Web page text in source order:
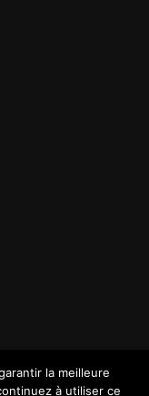
la meilleure
à utiliser ce